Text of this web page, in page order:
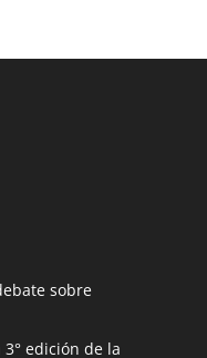
sobre
edición de la